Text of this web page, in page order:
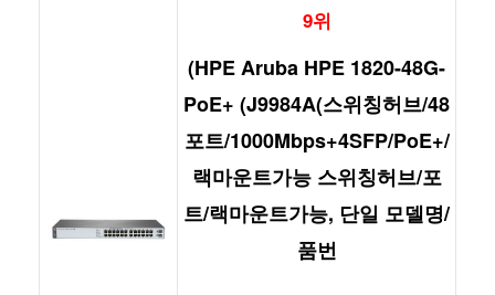
9위
(HPE Aruba HPE 1820-48G-
PoE+ (J9984A(스위칭허브/48
포트/1000Mbps+4SFP/PoE+/
랙마운트가능 스위칭허브/포
트/랙마운트가능, 단일 모델명/
품번